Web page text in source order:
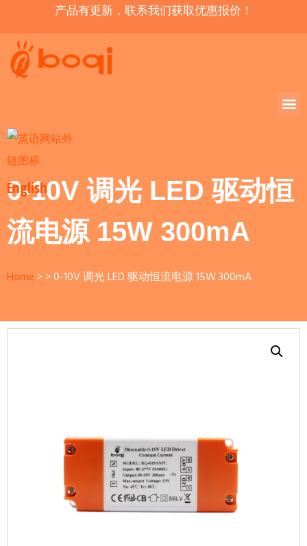
产品有更新，联系我们获取优惠报价！
English
0-10V 调光 LED 驱动恒
流电源 15W 300mA
Home 0-10V 调光 LED 驱动恒流电源 15W 300mA